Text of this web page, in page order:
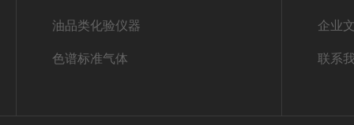
油品类化验仪器
色谱标准气体
企业
联系